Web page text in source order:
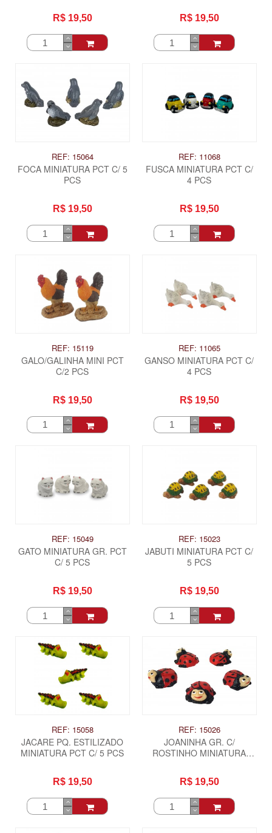
R$ 19,50 R$ 19,50
REF: 15064
FOCA MINIATURA PCT C/ 5
PCS
R$ 19,50
REF: 11068
FUSCA MINIATURA PCT C/
4 PCS
R$ 19,50
REF: 15119
GALO/GALINHA MINI PCT
C/2 PCS
R$ 19,50
REF: 11065
GANSO MINIATURA PCT C/
4 PCS
R$ 19,50
REF: 15049
GATO MINIATURA GR. PCT
C/ 5 PCS
R$ 19,50
REF: 15023
JABUTI MINIATURA PCT C/
5 PCS
R$ 19,50
REF: 15058
JACARE PQ. ESTILIZADO
MINIATURA PCT C/ 5 PCS
R$ 19,50
REF: 15026
JOANINHA GR. C/
ROSTINHO MINIATURA
R$ 19,50